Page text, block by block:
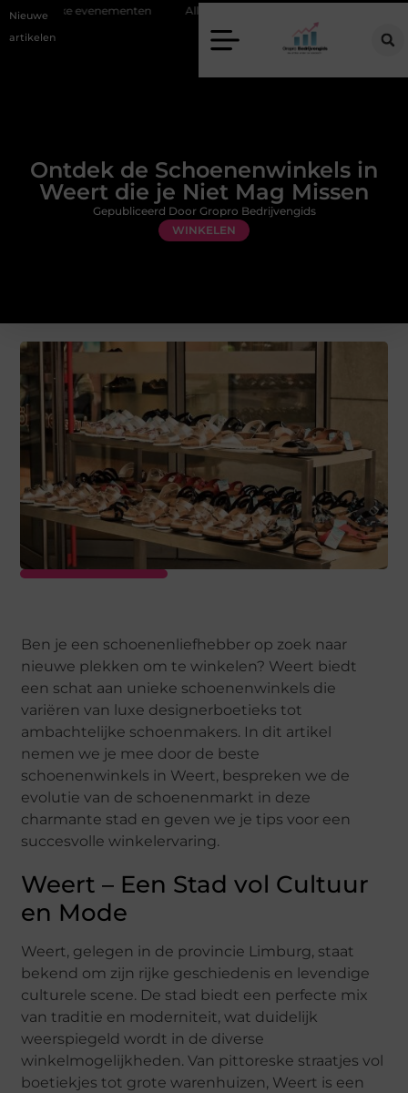
Nieuwe
artikelen
evenementen Alles over flexibele inzet van personeel
Ontdek de Schoenenwinkels in
Weert die je Niet Mag Missen
WINKELEN
Gepubliceerd Door Gropro Bedrijvengids
Ben je een schoenenliefhebber op zoek naar
nieuwe plekken om te winkelen? Weert biedt
een schat aan unieke schoenenwinkels die
variëren van luxe designerboetieks tot
ambachtelijke schoenmakers. In dit artikel
nemen we je mee door de beste
schoenenwinkels in Weert, bespreken we de
evolutie van de schoenenmarkt in deze
charmante stad en geven we je tips voor een
succesvolle winkelervaring.
Weert – Een Stad vol Cultuur
en Mode
Weert, gelegen in de provincie Limburg, staat
bekend om zijn rijke geschiedenis en levendige
culturele scene. De stad biedt een perfecte mix
van traditie en moderniteit, wat duidelijk
weerspiegeld wordt in de diverse
winkelmogelijkheden. Van pittoreske straatjes vol
boetiekjes tot grote warenhuizen, Weert is een